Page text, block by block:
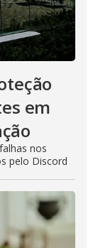
em
nos
pelo Discord